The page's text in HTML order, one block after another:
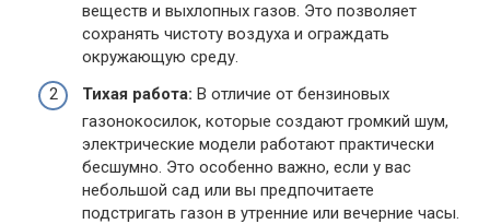
веществ и выхлопных газов. Это позволяет
сохранять чистоту воздуха и ограждать
окружающую среду.
Тихая работа: В отличие от бензиновых
газонокосилок, которые создают громкий шум,
электрические модели работают практически
бесшумно. Это особенно важно, если у вас
небольшой сад или вы предпочитаете
подстригать газон в утренние или вечерние часы.